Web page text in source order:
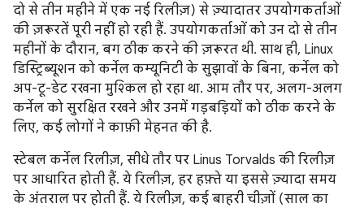
दो से तीन महीने में एक नई रिलीज़) से ज़्यादातर उपयोगकर्ताओं
की ज़रूरतें पूरी नहीं हो रही हैं. उपयोगकर्ताओं को उन दो से तीन
महीनों के दौरान, बग ठीक करने की ज़रूरत थी. साथ ही, Linux
डिस्ट्रिब्यूशन को कर्नेल कम्यूनिटी के सुझावों के बिना, कर्नेल को
अप-टू-डेट रखना मुश्किल हो रहा था. आम तौर पर, अलग-अलग
कर्नेल को सुरक्षित रखने और उनमें गड़बड़ियों को ठीक करने के
लिए, कई लोगों ने काफ़ी मेहनत की है.
स्टेबल कर्नेल रिलीज़, सीधे तौर पर Linus Torvalds की रिलीज़
पर आधारित होती हैं. ये रिलीज़, हर हफ़्ते या इससे ज़्यादा समय
के अंतराल पर होती हैं. ये रिलीज़, कई बाहरी चीज़ों (साल का